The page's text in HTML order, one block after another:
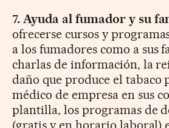
7. Ayuda al fumador y su
ofrecerse cursos y
a los fumadores como a sus
charlas de información, la
daño que produce el tabaco
médico de empresa en sus
plantilla, los programas de
(gratis y en horario laboral)